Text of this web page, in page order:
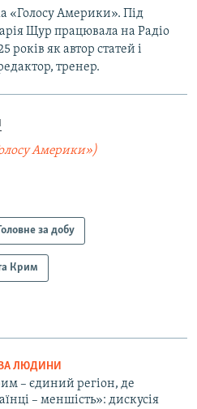
«Голосу Америки». Під
Щур працювала на Радіо
років як автор статей і
тренер.
Америки»)
Головне за добу
Крим
ЛЮДИНИ
– єдиний регіон, де
– меншість»: дискусія